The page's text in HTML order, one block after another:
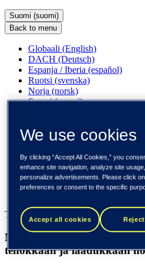
Suomi (suomi)
Back to menu
Globaali (English)
DACH (Deutsch)
Espanja / Iberia (español)
Ruotsi (svenska)
Norja (norsk)
Suomi (suomi)
Tieto
Näkemyksiä
Mobiiliratkaisut
laadukkaan hoidon
Tieto Caretech
Mobiiliratkaisut
tehokkaan ja laadukkaan
We use cookies
By clicking “Accept All Cookies,” you
enhance site navigation, analyze site
personalize advertisements. Please click
preferences or consent to the specific
Accept all cookies